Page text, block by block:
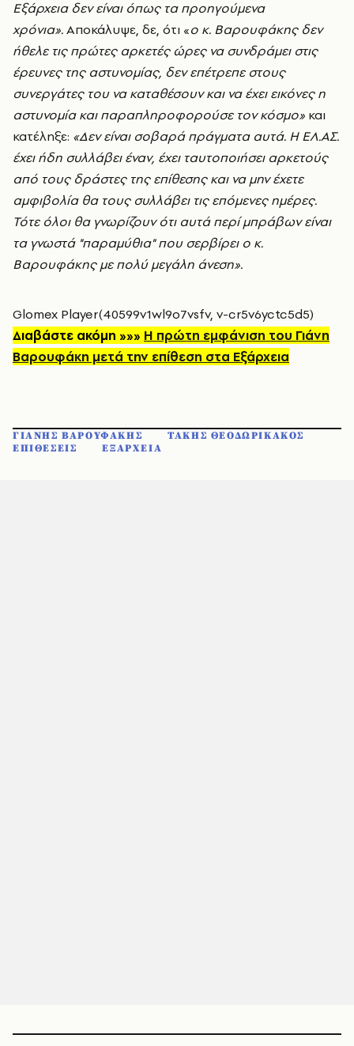
Εξάρχεια δεν είναι όπως τα προηγούμενα
χρόνια».Αποκάλυψε, δε, ότι «ο κ. Βαρουφάκης δεν
ήθελε τις πρώτες αρκετές ώρες να συνδράμει στις
έρευνες της αστυνομίας, δεν επέτρεπε στους
συνεργάτες του να καταθέσουν και να έχει εικόνες η
αστυνομία και παραπληροφορούσε τον κόσμο» και
κατέληξε: «Δεν είναι σοβαρά πράγματα αυτά. Η ΕΛ.ΑΣ.
έχει ήδη συλλάβει έναν, έχει ταυτοποιήσει αρκετούς
από τους δράστες της επίθεσης και να μην έχετε
αμφιβολία θα τους συλλάβει τις επόμενες ημέρες.
Τότε όλοι θα γνωρίζουν ότι αυτά περί μπράβων είναι
τα γνωστά "παραμύθια" που σερβίρει ο κ.
Βαρουφάκης με πολύ μεγάλη άνεση».
Glomex Player(40599v1wl9o7vsfv, v-cr5v6yctc5d5)
Διαβάστε ακόμη »»» Η πρώτη εμφάνιση του Γιάνη
Βαρουφάκη μετά την επίθεση στα Εξάρχεια
ΓΙΑΝΗΣ ΒΑΡΟΥΦΑΚΗΣ
ΤΑΚΗΣ ΘΕΟΔΩΡΙΚΑΚΟΣ
ΕΠΙΘΕΣΕΙΣ
ΕΞΑΡΧΕΙΑ